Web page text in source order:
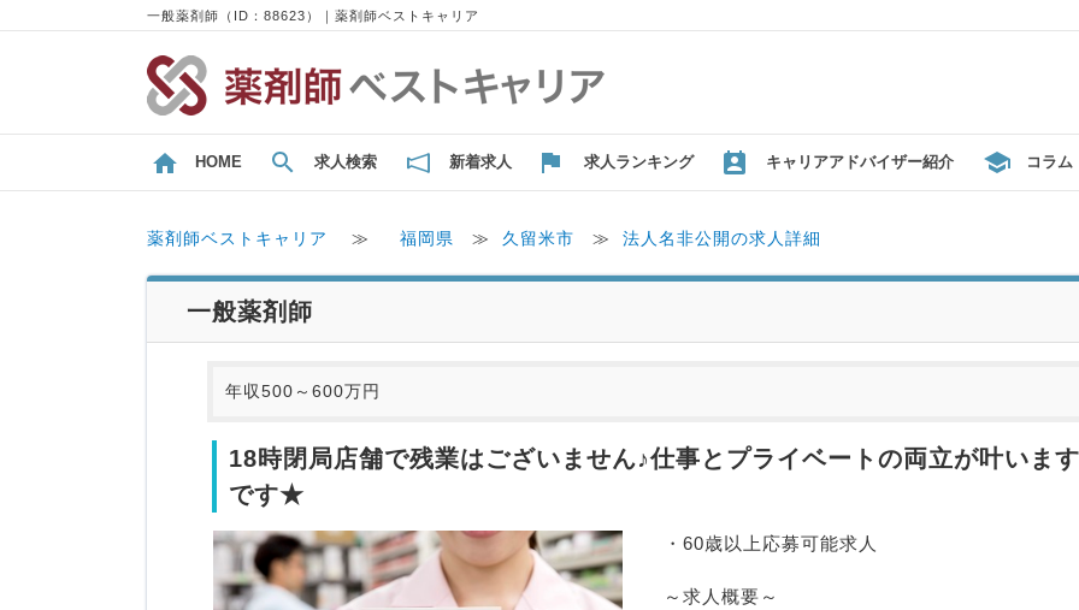
一般薬剤師（ID：88623）｜薬剤師ベストキャリア
HOME 求人検索 新着求人 求人ランキング キャリアアドバイザー紹介 コラム
薬剤師ベストキャリア ≫ 福岡県 ≫ 久留米市 ≫ 法人名非公開の求人詳細
一般薬剤師
年収500～600万円
18時閉局店舗で残業はございません♪仕事とプライベートの両立が叶いま
です★
・60歳以上応募可能求人
～求人概要～